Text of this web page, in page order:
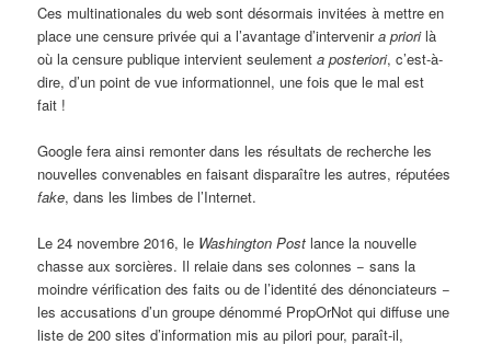
Ces multinationales du web sont désormais invitées à mettre en
place une censure privée qui a l’avantage d’intervenira priorilà
où la censure publique intervient seulementa posteriori, c’est-à-
dire, d’un point de vue informationnel, une fois que le mal est
fait !
Google fera ainsi remonter dans les résultats de recherche les
nouvelles convenables en faisant disparaître les autres, réputées
fake, dans les limbes de l’Internet.
Le 24 novembre 2016, le Washington Post lance la nouvelle
chasse aux sorcières. Il relaie dans ses colonnes − sans la
moindre vérification des faits ou de l’identité des dénonciateurs −
les accusations d’un groupe dénommé PropOrNot qui diffuse une
liste de 200 sites d’information mis au pilori pour, paraît-il,